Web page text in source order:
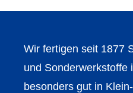
Wir fertigen seit 1877
und Sonderwerkstoffe
besonders gut in